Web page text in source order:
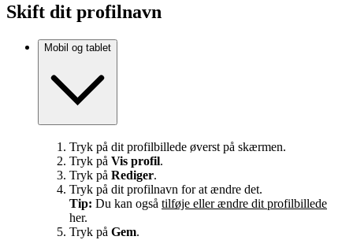
Skift dit profilnavn
Mobil og tablet
Tryk på dit profilbillede øverst på skærmen.
Tryk på Vis profil.
Tryk på Rediger.
Tryk på dit profilnavn for at ændre det.
Tip: Du kan også tilføje eller ændre dit profilbillede
her.
Tryk på Gem.